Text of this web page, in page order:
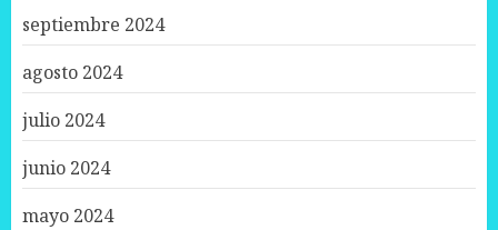
septiembre 2024
agosto 2024
julio 2024
junio 2024
mayo 2024